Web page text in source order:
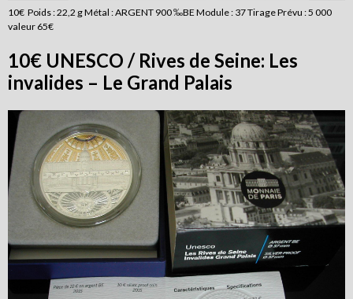
10€ Poids : 22,2 g Métal : ARGENT 900 ‰BE Module : 37 Tirage Prévu : 5 000
valeur 65€
10€ UNESCO / Rives de Seine: Les
invalides – Le Grand Palais